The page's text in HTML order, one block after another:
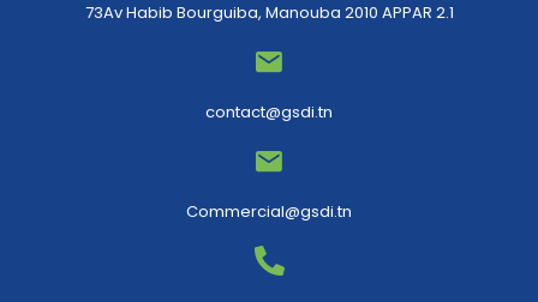
73Av Habib Bourguiba, Manouba 2010 APPAR 2.1
contact@gsdi.tn
Commercial@gsdi.tn